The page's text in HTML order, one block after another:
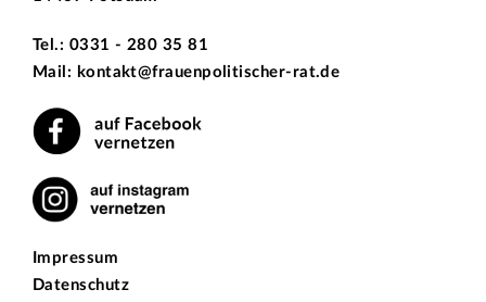
Tel.: 0331 - 280 35 81
Mail: kontakt@frauenpolitischer-rat.de
Impressum
Datenschutz